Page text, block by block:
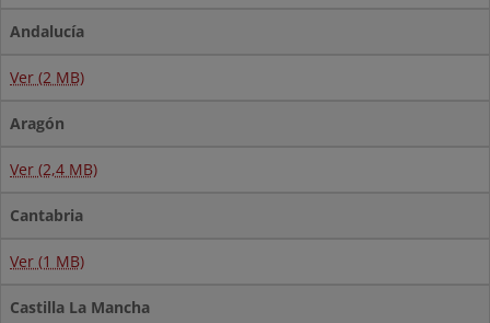
Andalucía
Ver (2 MB)
Aragón
Ver (2,4 MB)
Cantabria
Ver (1 MB)
Castilla La Mancha